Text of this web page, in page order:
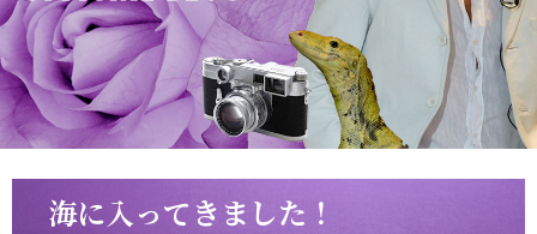
海に入ってきました！